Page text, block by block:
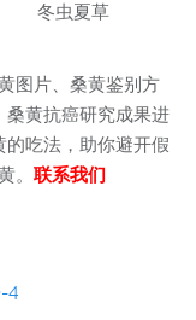
冬虫夏草
图片、桑黄鉴别方
桑黄抗癌研究成果进
吃法，助你避开假
。 联系我们
4